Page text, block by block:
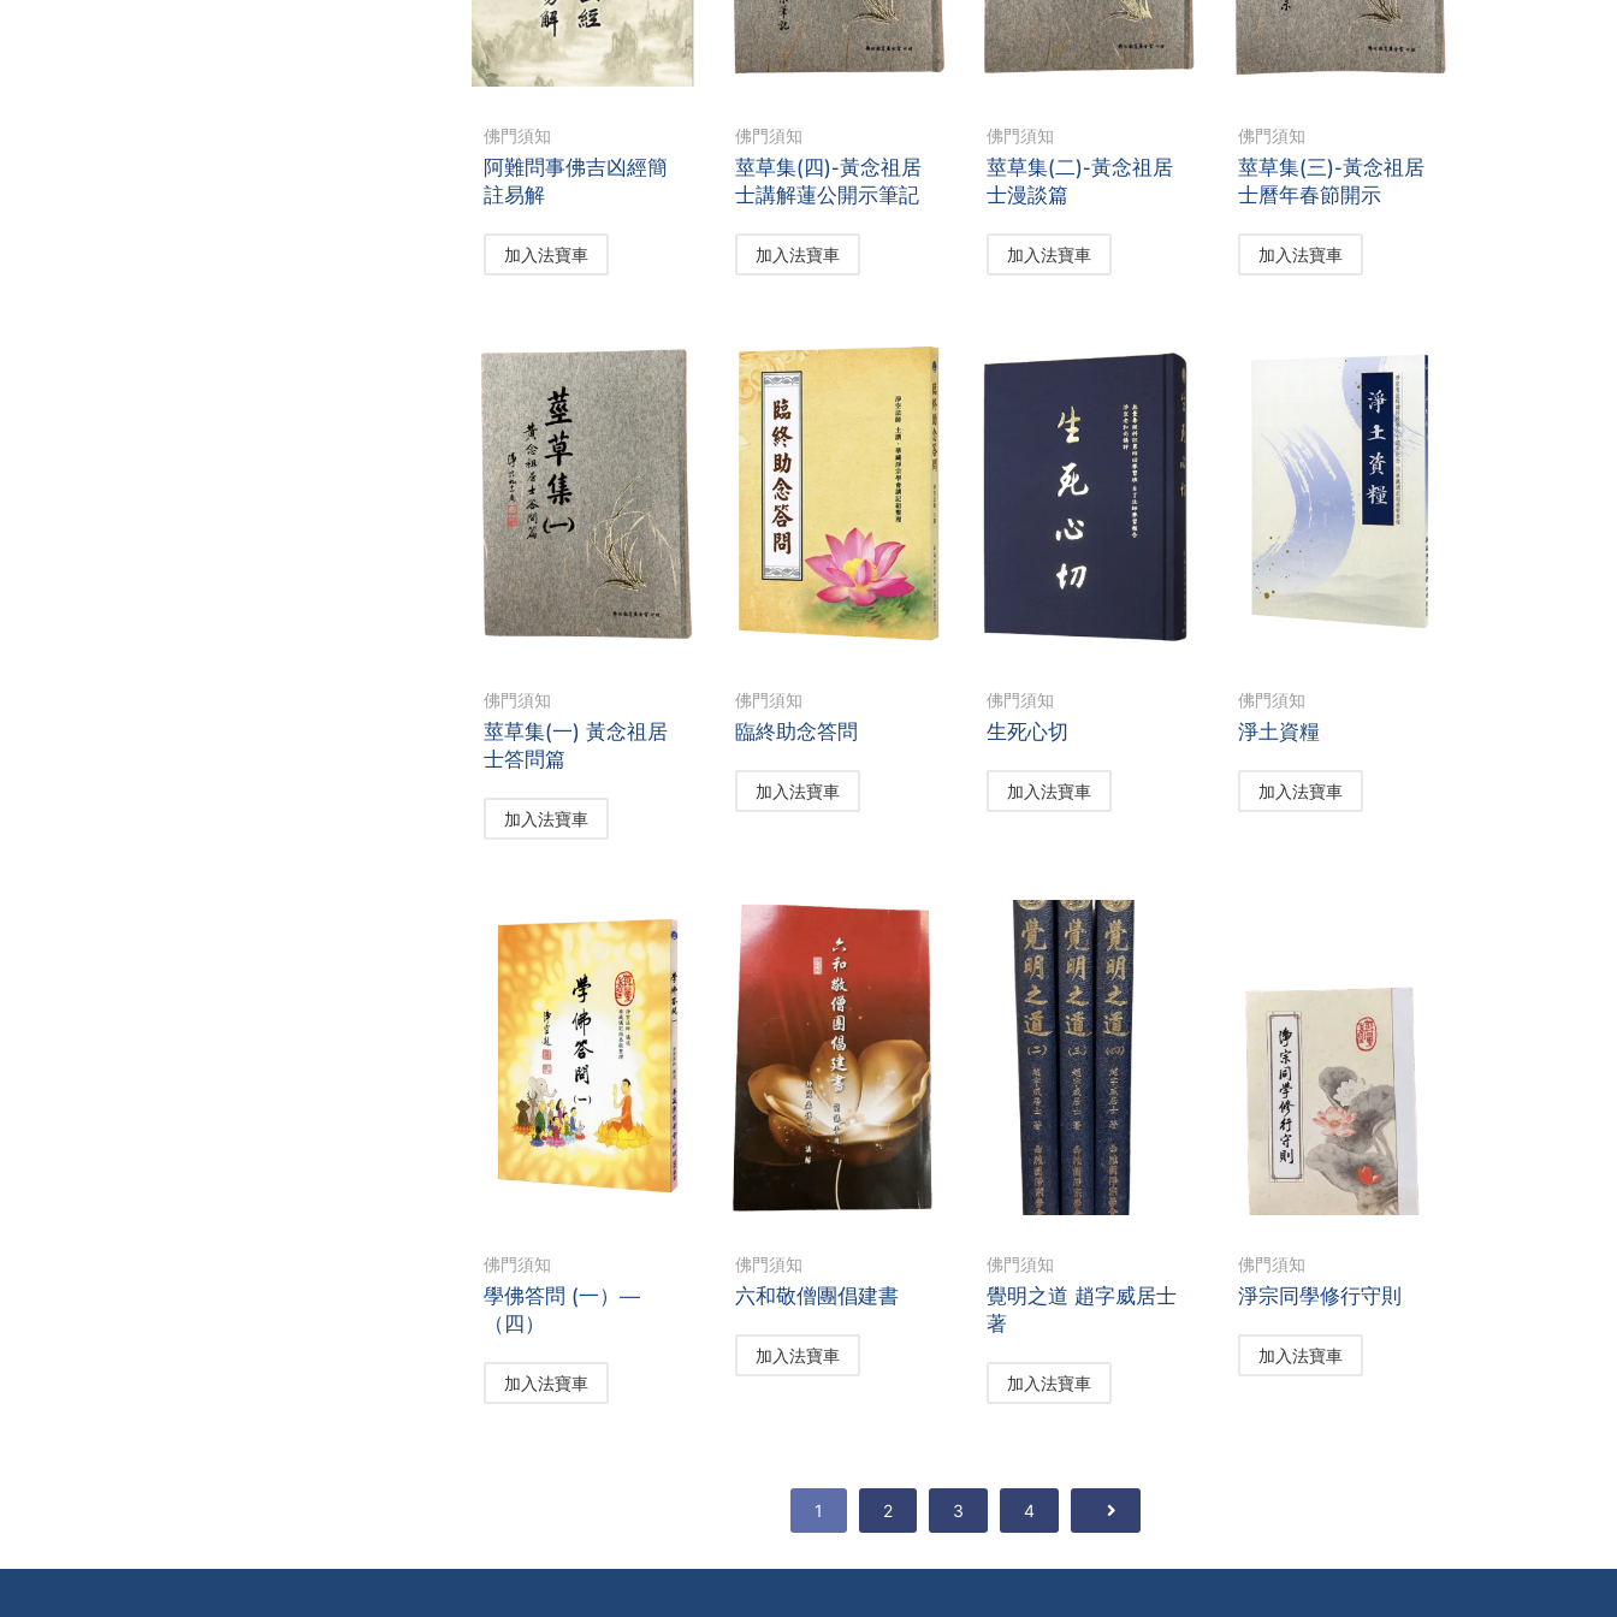
佛門須知
阿難問事佛吉凶經簡
註易解
加入法寶車
佛門須知
莖草集(四)-黃念祖居
士講解蓮公開示筆記
加入法寶車
佛門須知
莖草集(二)-黃念祖居
士漫談篇
加入法寶車
佛門須知
莖草集(三)-黃念祖居
士曆年春節開示
加入法寶車
佛門須知
莖草集(一) 黃念祖居
士答問篇
加入法寶車
佛門須知
臨終助念答問
加入法寶車
佛門須知
生死心切
加入法寶車
佛門須知
淨土資糧
加入法寶車
佛門須知
學佛答問 (一）—
（四）
加入法寶車
佛門須知
六和敬僧團倡建書
加入法寶車
佛門須知
覺明之道 趙字威居士
著
加入法寶車
佛門須知
淨宗同學修行守則
加入法寶車
1 2 3 4